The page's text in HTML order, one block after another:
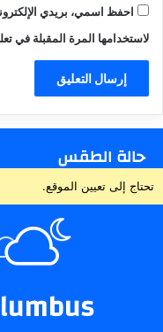
احفظ اسمي، بريدي
لاستخدامها المرة المقبلة في
حالة الطقس
تحتاج إلى تعيين الموقع.